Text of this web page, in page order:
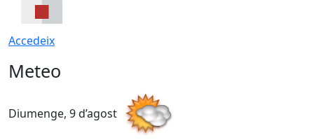
Accedeix
Meteo
Diumenge, 9 d’agost